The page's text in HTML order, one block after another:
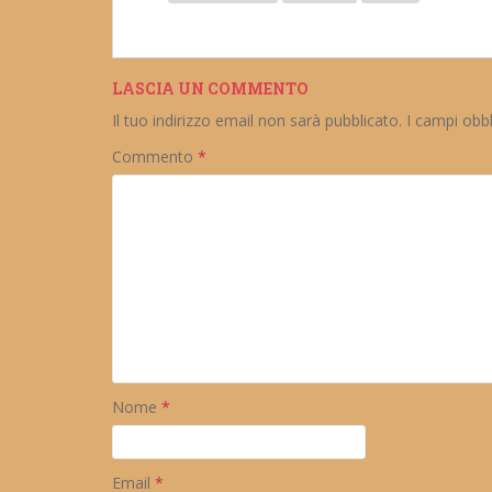
LASCIA UN COMMENTO
Il tuo indirizzo email non sarà pubblicato. I campi
Commento *
Nome *
Email *